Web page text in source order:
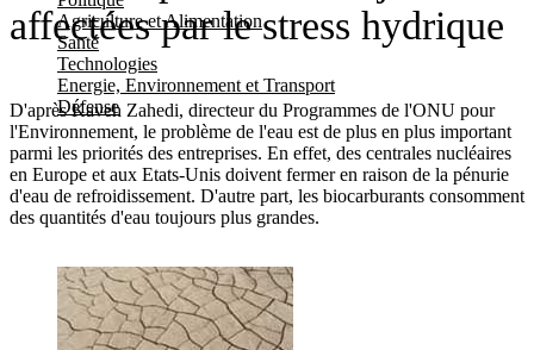
Agriculture et Alimentation
Santé
Technologies
Energie, Environnement et Transport
Défense
affectées par le stress hydrique
D'après Kaveh Zahedi, directeur du Programmes de l'ONU pour
l'Environnement, le problème de l'eau est de plus en plus important
parmi les priorités des entreprises. En effet, des centrales nucléaires
en Europe et aux Etats-Unis doivent fermer en raison de la pénurie
d'eau de refroidissement. D'autre part, les biocarburants consomment
des quantités d'eau toujours plus grandes.